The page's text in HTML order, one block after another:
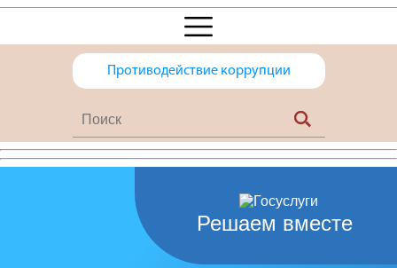
Противодействие коррупции
Решаем вместе